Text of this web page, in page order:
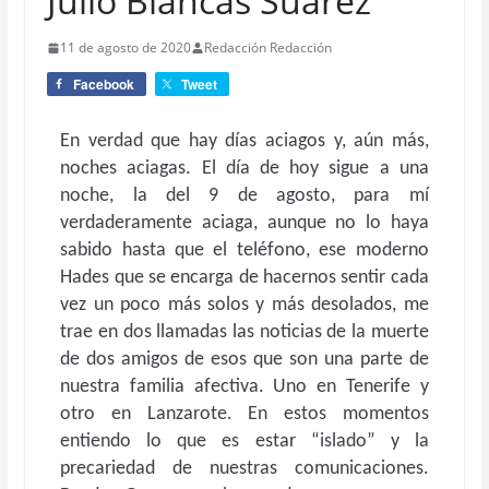
11 de agosto de 2020 Redacción Redacción
Facebook Tweet
En verdad que hay días aciagos y, aún más,
noches aciagas. El día de hoy sigue a una
noche, la del 9 de agosto, para mí
verdaderamente aciaga, aunque no lo haya
sabido hasta que el teléfono, ese moderno
Hades que se encarga de hacernos sentir cada
vez un poco más solos y más desolados, me
trae en dos llamadas las noticias de la muerte
de dos amigos de esos que son una parte de
nuestra familia afectiva. Uno en Tenerife y
otro en Lanzarote. En estos momentos
entiendo lo que es estar “islado” y la
precariedad de nuestras comunicaciones.